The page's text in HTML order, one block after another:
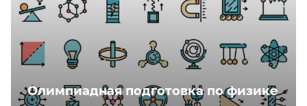
Олимпиадная подготовка по физике